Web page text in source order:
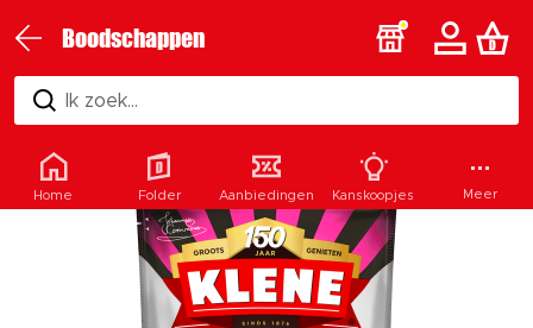
Boodschappen
Ik zoek...
Home Folder Aanbiedingen Kanskoopjes Meer